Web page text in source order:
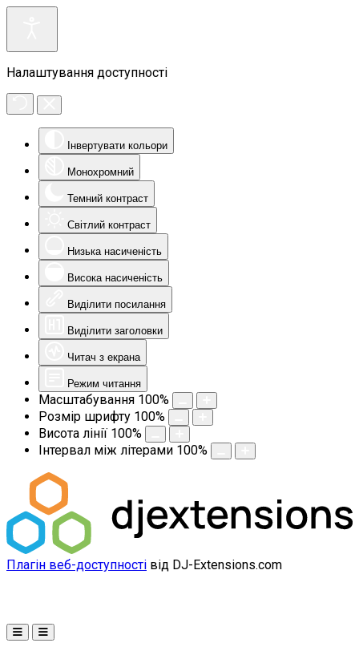
Налаштування доступності
Інвертувати кольори
Монохромний
Темний контраст
Світлий контраст
Низька насиченість
Висока насиченість
Виділити посилання
Виділити заголовки
Читач з екрана
Режим читання
Масштабування 100%
Розмір шрифту 100%
Висота лінії 100%
Інтервал між літерами 100%
Плагін веб-доступності від DJ-Extensions.com